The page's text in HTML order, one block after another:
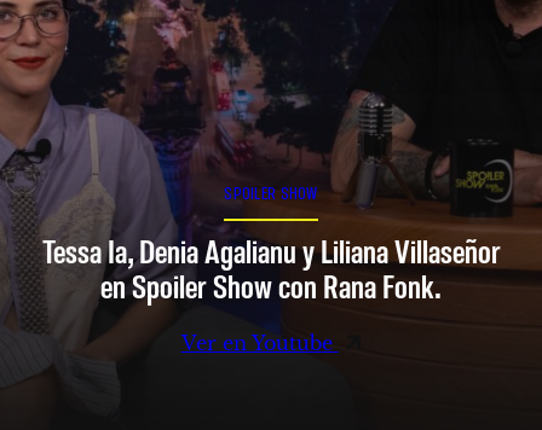
SPOILER SHOW
Tessa Ia, Denia Agalianu y Liliana Villaseñor
en Spoiler Show con Rana Fonk.
Ver en Youtube